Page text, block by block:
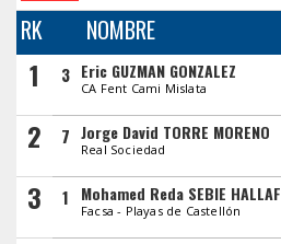
RK NOMBRE
1 3 Eric GUZMAN GONZALEZ
CA Fent Cami Mislata
2 7 Jorge David TORRE MORENO
Real Sociedad
3 1 Mohamed Reda SEBIE HALLAF
Facsa - Playas de Castellón